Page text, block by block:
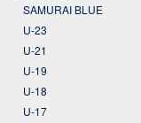
SAMURAI BLUE
U-23
U-21
U-19
U-18
U-17